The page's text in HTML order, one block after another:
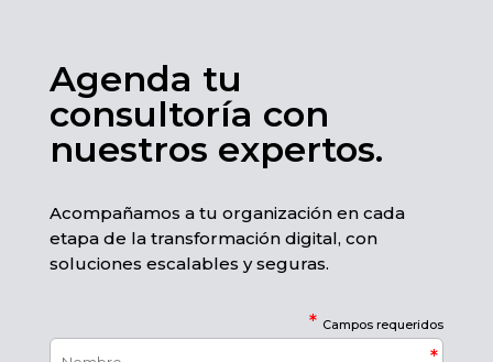
Agenda tu
consultoría con
nuestros expertos.​
Acompañamos a tu organización en cada
etapa de la transformación digital, con
soluciones escalables y seguras.​
* Campos requeridos